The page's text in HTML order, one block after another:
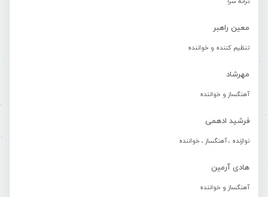
معین راهبر
تنظیم کننده و خواننده
مهرشاد
آهنگساز و خواننده
فرشید ادهمی
نوازنده ، آهنگساز ، خواننده
هادی آرمین
آهنگساز و خواننده